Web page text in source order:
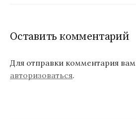
Оставить комментарий
Для отправки комментария
авторизоваться.